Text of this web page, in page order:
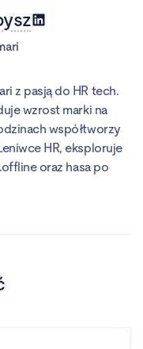
z pasją do HR tech.
wzrost marki na
współtworzy
HR, eksploruje
oraz hasa po